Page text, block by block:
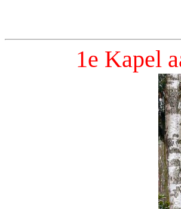
1e Kapel